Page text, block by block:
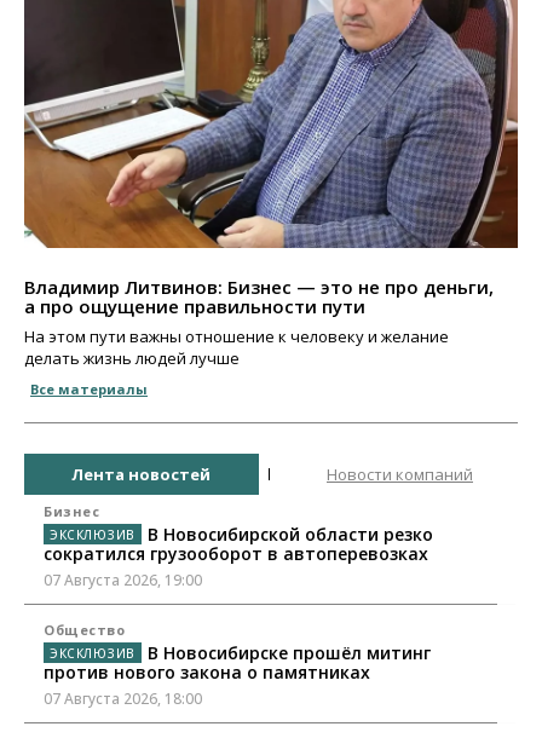
Владимир Литвинов: Бизнес — это не про деньги,
а про ощущение правильности пути
На этом пути важны отношение к человеку и желание
делать жизнь людей лучше
Все материалы
Лента новостей Новости компаний
Бизнес
В Новосибирской области резко
сократился грузооборот в автоперевозках
07 Августа 2026, 19:00
Общество
В Новосибирске прошёл митинг
против нового закона о памятниках
07 Августа 2026, 18:00